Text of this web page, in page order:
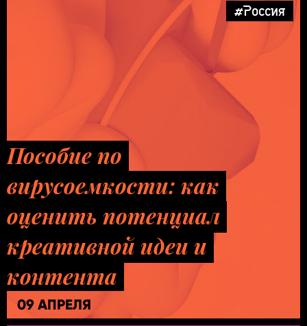
#Россия
Пособие по
вирусоемкости: как
оценить потенциал
креативной идеи и
контента
09 АПРЕЛЯ